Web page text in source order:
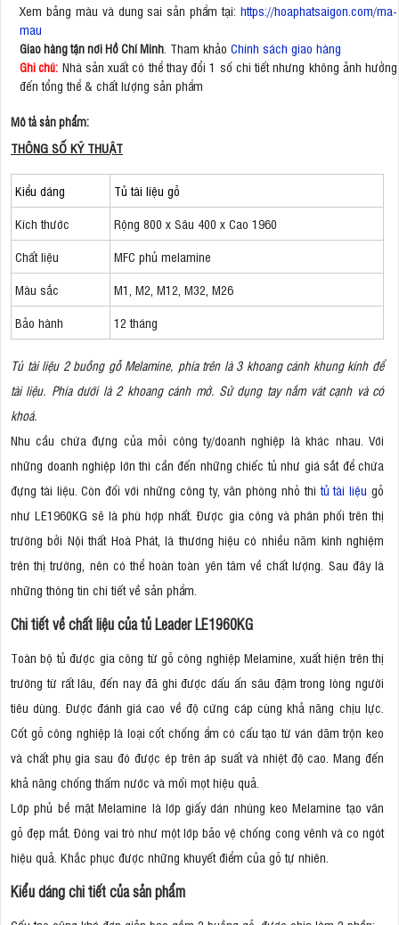
Xem bảng màu và dung sai sản phẩm tại: https://hoaphatsaigon.com/ma-
mau
Giao hàng tận nơi Hồ Chí Minh . Tham khảo Chính sách giao hàng
Ghi chú: Nhà sản xuất có thể thay đổi 1 số chi tiết nhưng không ảnh hưởng
đến tổng thể & chất lượng sản phẩm
Mô tả sản phẩm:
THÔNG SỐ KỸ THUẬT
Kiểu dáng
Tủ tài liệu gỗ
Kích thước
Rộng 800 x Sâu 400 x Cao 1960
Chất liệu
MFC phủ melamine
Màu sắc
M1, M2, M12, M32, M26
Bảo hành
12 tháng
Tủ tài liệu 2 buồng gỗ Melamine, phía trên là 3 khoang cánh khung kính để
tài liệu. Phía dưới là 2 khoang cánh mở. Sử dụng tay nắm vát cạnh và có
khoá.
Nhu cầu chứa đựng của mỗi công ty/doanh nghiệp là khác nhau. Với
những doanh nghiệp lớn thì cần đến những chiếc tủ như giá sắt để chứa
đựng tài liệu. Còn đối với những công ty, văn phòng nhỏ thìtủ tài liệu gỗ
như LE1960KG sẽ là phù hợp nhất. Được gia công và phân phối trên thị
trường bởi Nội thất Hoà Phát, là thương hiệu có nhiều năm kinh nghiệm
trên thị trường, nên có thể hoàn toàn yên tâm về chất lượng. Sau đây là
những thông tin chi tiết về sản phẩm.
Chi tiết về chất liệu của tủ Leader LE1960KG
Toàn bộ tủ được gia công từ gỗ công nghiệp Melamine, xuất hiện trên thị
trường từ rất lâu, đến nay đã ghi được dấu ấn sâu đậm trong lòng người
tiêu dùng. Được đánh giá cao về độ cứng cáp cùng khả năng chịu lực.
Cốt gỗ công nghiệp là loại cốt chống ẩm có cấu tạo từ ván dăm trộn keo
và chất phụ gia sau đó được ép trên áp suất và nhiệt độ cao. Mang đến
khả năng chống thấm nước và mối mọt hiệu quả.
Lớp phủ bề mặt Melamine là lớp giấy dán nhúng keo Melamine tạo vân
gỗ đẹp mắt. Đóng vai trò như một lớp bảo vệ chống cong vênh và co ngót
hiệu quả. Khắc phục được những khuyết điểm của gỗ tự nhiên.
Kiểu dáng chi tiết của sản phẩm